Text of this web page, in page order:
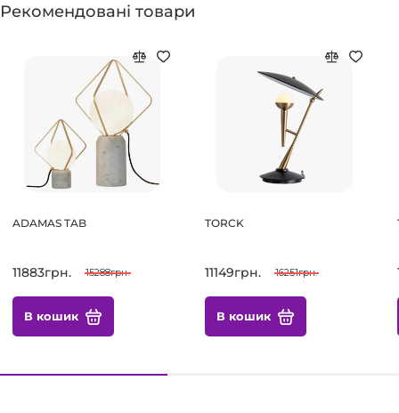
Рекомендовані товари
ADAMAS TAB
11883грн. 15288грн.
В кошик
TORCK
11149грн. 16251грн.
В кошик